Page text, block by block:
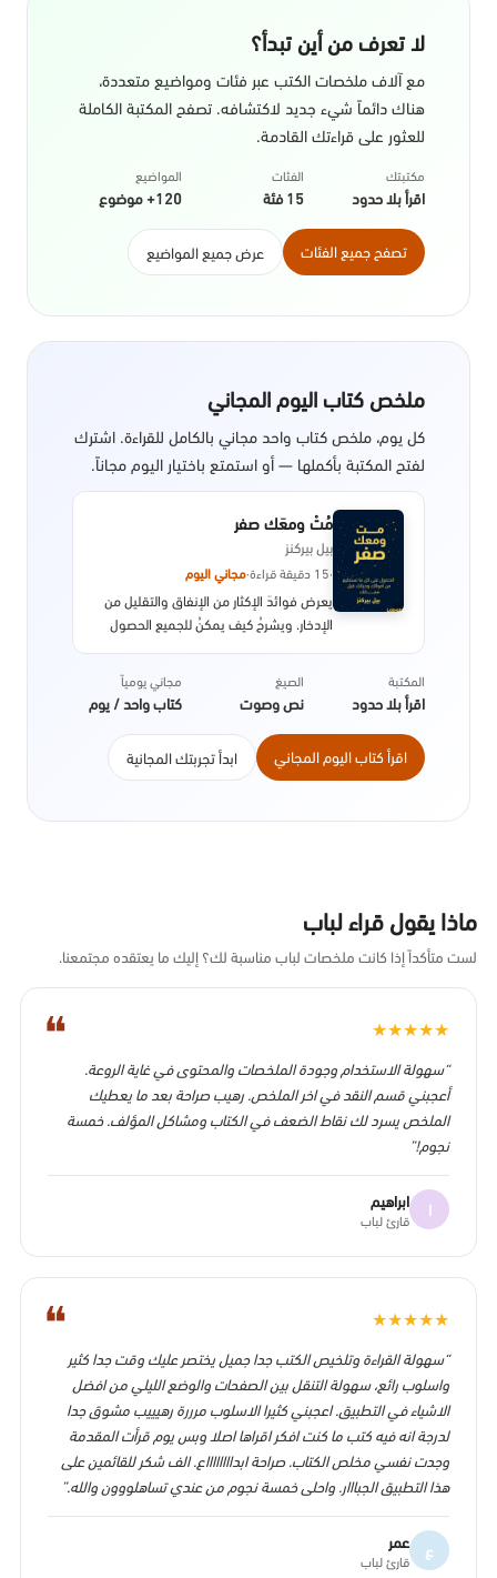
لا تعرف من أين تبدأ؟
مع آلاف ملخصات الكتب عبر فئات ومواضيع متعددة،
هناك دائماً شيء جديد لاكتشافه. تصفح المكتبة الكاملة
للعثور على قراءتك القادمة.
مكتبتك
اقرأ بلا حدود
الفئات
15 فئة
المواضيع
120+ موضوع
تصفح جميع الفئات عرض جميع المواضيع
ملخص كتاب اليوم المجاني
كل يوم، ملخص كتاب واحد مجاني بالكامل للقراءة. اشترك
لفتح المكتبة بأكملها — أو استمتع باختيار اليوم مجاناً.
مُتْ ومعَك صفر
بيل بيركنز
·15 دقيقة قراءة ·مجاني اليوم
يعرض فوائدَ الإكثار من الإنفاق والتقليل من
الإدخار. ويشرحُ كيف يمكنُ للجميع الحصول
المكتبة
اقرأ بلا حدود
الصيغ
نص وصوت
مجاني يومياً
كتاب واحد / يوم
اقرأ كتاب اليوم المجاني ابدأ تجربتك المجانية
ماذا يقول قراء لباب
لست متأكداً إذا كانت ملخصات لباب مناسبة لك؟ إليك ما يعتقده مجتمعنا.
❝ ★
★
★
★
★
“سهولة الاستخدام وجودة الملخصات والمحتوى في غاية الروعة.
أعجبني قسم النقد في اخر الملخص. رهيب صراحة بعد ما يعطيك
الملخص يسرد لك نقاط الضعف في الكتاب ومشاكل المؤلف. خمسة
نجوم!”
ا ابراهيم
قارئ لباب
❝ ★
★
★
★
★
“سهولة القراءة وتلخيص الكتب جدا جميل يختصر عليك وقت جدا كثير
واسلوب رائع، سهولة التنقل بين الصفحات والوضع الليلي من افضل
الاشياء في التطبيق. اعجبني كثيرا الاسلوب مرررة رهيييب مشوق جدا
لدرجة انه فيه كتب ما كنت افكر اقراها اصلا وبس يوم قرأت المقدمة
وجدت نفسي مخلص الكتاب. صراحة ابدااااااااع. الف شكر للقائمين على
هذا التطبيق الجبااار. واحلى خمسة نجوم من عندي تساهلووون والله.”
ع عمر
قارئ لباب